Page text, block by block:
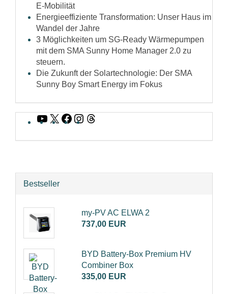
E-Mobilität
Energieeffiziente Transformation: Unser Haus im
Wandel der Jahre
3 Möglichkeiten um SG-Ready Wärmepumpen
mit dem SMA Sunny Home Manager 2.0 zu
steuern.
Die Zukunft der Solartechnologie: Der SMA
Sunny Boy Smart Energy im Fokus
YouTube
X Facebook
Instagram
Bestseller
my-PV AC ELWA 2
737,00 EUR
BYD Battery-Box Premium HV
Combiner Box
335,00 EUR